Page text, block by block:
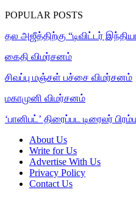
POPULAR POSTS
தல அஜீத்திற்கு “டிவிட்டர்
கைதி விமர்சனம்
சிவப்பு மஞ்சள் பச்சை விமர்சனம்
மகாமுனி விமர்சனம்
‘பானிபட்’ திரைப்பட டிரைலர்
About Us
Write for Us
Advertise With Us
Privacy Policy
Contact Us